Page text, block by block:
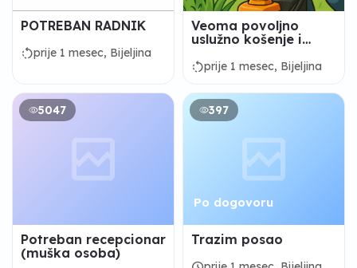
POTREBAN RADNIK
rotate_leftprije 1 mesec, Bijeljina
Veoma povoljno
uslužno košenje i
zelenih površina
rotate_leftprije 1 mesec, Bijeljina
5047
Potreban recepcionar
(muška osoba)
397
Po dogovoru
Trazim posao